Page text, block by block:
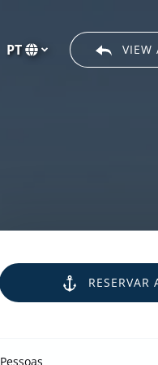
Selecione
PT VIEW
RESERVAR
Pessoas